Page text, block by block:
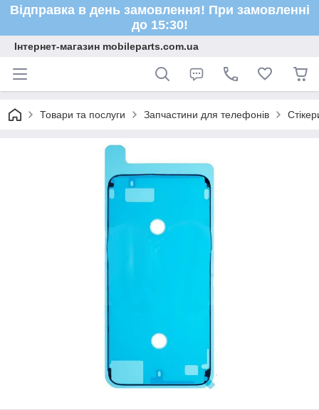
Відправка в день замовлення! При замовленні
до 15:30!
Інтернет-магазин mobileparts.com.ua
Товари та послуги Запчастини для телефонів